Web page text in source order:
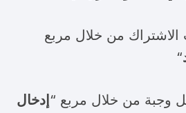
الاشتراك من خلال مربع
“
إدخال